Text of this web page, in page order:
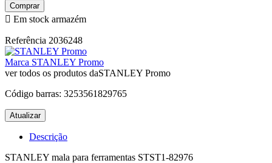
Comprar
 Em stock armazém
Referência 2036248
Marca STANLEY Promo
ver todos os produtos daSTANLEY Promo
Código barras: 3253561829765
Descrição
STANLEY mala para ferramentas STST1-82976